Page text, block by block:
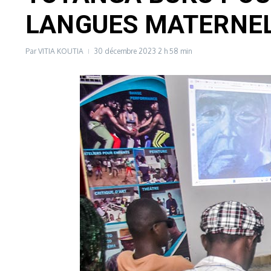
LANGUES
ParVITIA KOUTIA 30 décembre 2023 2 h 58 min